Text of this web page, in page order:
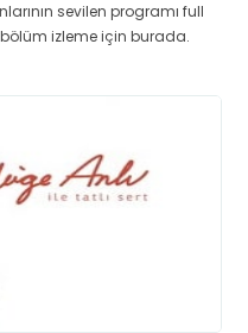
sevilen programı full
izleme için burada.